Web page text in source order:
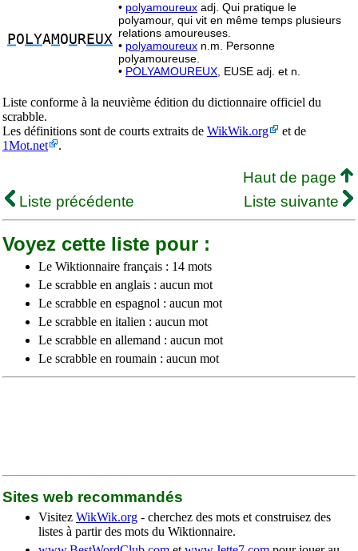
PO LYAMOU REUX
• polyamoureux adj. Qui pratique le
polyamour, qui vit en même temps plusieurs
relations amoureuses.
• polyamoureux n.m. Personne
polyamoureuse.
• POLYAMOUREUX, EUSE adj. et n.
Liste conforme à la neuvième édition du dictionnaire officiel du
scrabble.
Les définitions sont de courts extraits de WikWik.org
et de
1Mot.net
.
Haut de page
Liste précédente
Liste suivante
Voyez cette liste pour :
Le Wiktionnaire français : 14 mots
Le scrabble en anglais : aucun mot
Le scrabble en espagnol : aucun mot
Le scrabble en italien : aucun mot
Le scrabble en allemand : aucun mot
Le scrabble en roumain : aucun mot
Sites web recommandés
Visitez WikWik.org - cherchez des mots et construisez des
listes à partir des mots du Wiktionnaire.